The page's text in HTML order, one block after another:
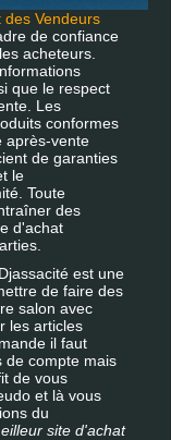
des Vendeurs
de confiance
acheteurs.
que le respect
Les
conformes
après-vente
de garanties
le
Toute
des
d'achat
Djassacité est une
de faire des
salon avec
les articles
il faut
de compte mais
de vous
et là vous
du
site d'achat